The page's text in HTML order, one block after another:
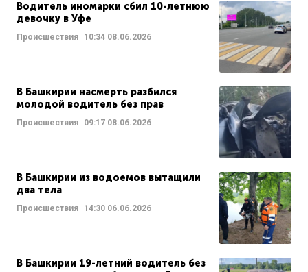
Водитель иномарки сбил 10-летнюю
девочку в Уфе
Происшествия 10:34 08.06.2026
В Башкирии насмерть разбился
молодой водитель без прав
Происшествия 09:17 08.06.2026
В Башкирии из водоемов вытащили
два тела
Происшествия 14:30 06.06.2026
В Башкирии 19-летний водитель без